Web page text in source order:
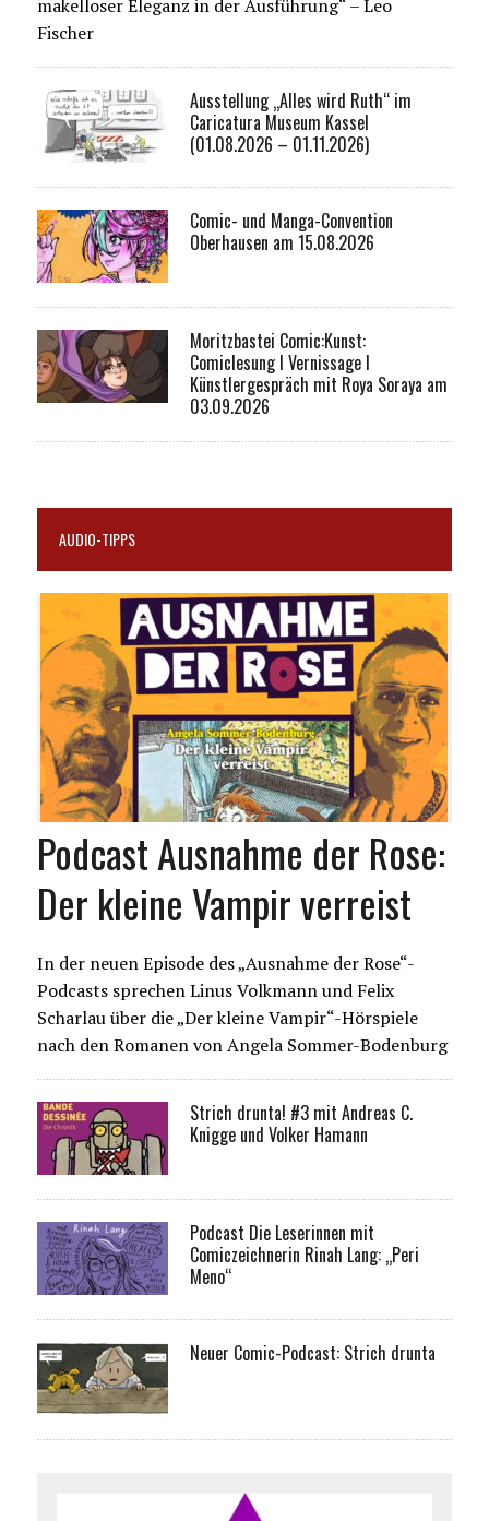
makelloser Eleganz in der Ausführung“ – Leo
Fischer
Ausstellung „Alles wird Ruth“ im
Caricatura Museum Kassel
(01.08.2026 – 01.11.2026)
Comic- und Manga-Convention
Oberhausen am 15.08.2026
Moritzbastei Comic:Kunst:
Comiclesung I Vernissage I
Künstlergespräch mit Roya Soraya am
03.09.2026
AUDIO-TIPPS
Podcast Ausnahme der Rose:
Der kleine Vampir verreist
In der neuen Episode des „Ausnahme der Rose“-
Podcasts sprechen Linus Volkmann und Felix
Scharlau über die „Der kleine Vampir“-Hörspiele
nach den Romanen von Angela Sommer-Bodenburg
Strich drunta! #3 mit Andreas C.
Knigge und Volker Hamann
Podcast Die Leserinnen mit
Comiczeichnerin Rinah Lang: „Peri
Meno“
Neuer Comic-Podcast: Strich drunta